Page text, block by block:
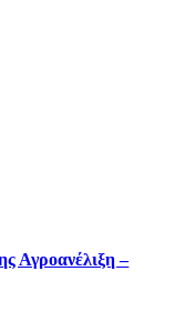
Αγροανέλιξη –